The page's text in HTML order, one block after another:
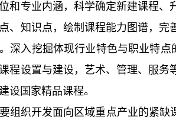
和专业内涵，科学确定新建课程
、知识点，绘制课程能力图谱，
深入挖掘体现行业特色与职业特
程设置与建设，艺术、管理、服
设国家精品课程。
织开发面向区域重点产业的紧缺